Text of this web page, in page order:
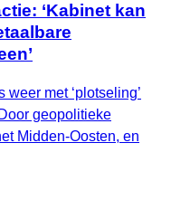
‘Kabinet kan
met ‘plotseling’
geopolitieke
Midden-Oosten, en